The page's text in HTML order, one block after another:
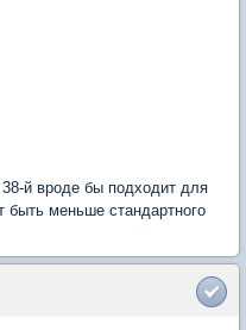
й вроде бы подходит для
меньше стандартного